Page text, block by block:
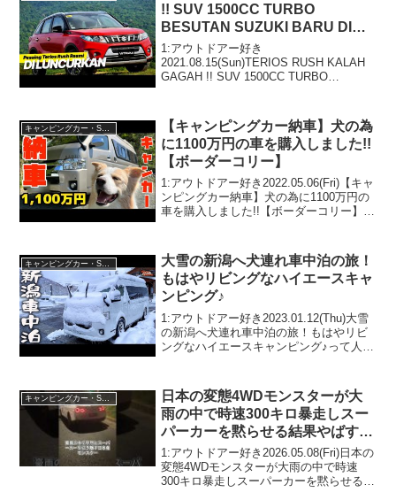
!! SUV 1500CC TURBO
BESUTAN SUZUKI BARU DI
LUNCURKAN! || SUV MURAH
1:アウトドアー好き
2021.08.15(Sun)TERIOS RUSH KALAH
GAGAH !! SUV 1500CC TURBO
で...
キャンピングカー・SUV人気車種
【キャンピングカー納車】犬の為
に1100万円の車を購入しました!!
【ボーダーコリー】
1:アウトドアー好き2022.05.06(Fri)【キャ
ンピングカー納車】犬の為に1100万円の
車を購入しました!!【ボーダーコリー】っ
この動画は注目で...
大雪の新潟へ犬連れ車中泊の旅！
もはやリビングなハイエースキャ
ンピング♪
1:アウトドアー好き2023.01.12(Thu)大雪
の新潟へ犬連れ車中泊の旅！もはやリビ
ングなハイエースキャンピング♪って人気
は注目です！3:アウト...
キャンピングカー・SUV人気車種
日本の変態4WDモンスターが大
雨の中で時速300キロ暴走しスー
パーカーを黙らせる結果やばすぎ
る
1:アウトドアー好き2026.05.08(Fri)日本の
変態4WDモンスターが大雨の中で時速
300キロ暴走しスーパーカーを黙らせる結